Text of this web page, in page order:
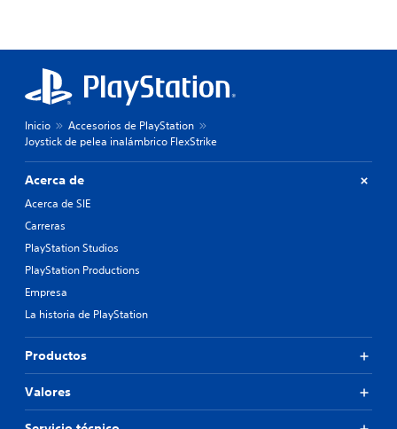
Inicio
Accesorios de PlayStation
Joystick de pelea inalámbrico FlexStrike
Acerca de
Acerca de SIE
Carreras
PlayStation Studios
PlayStation Productions
Empresa
La historia de PlayStation
Productos
Valores